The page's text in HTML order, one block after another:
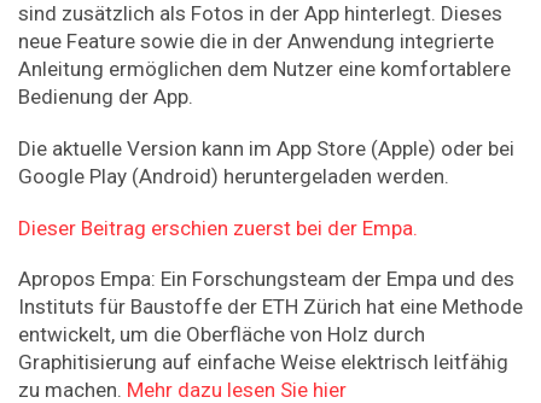
sind zusätzlich als Fotos in der App hinterlegt. Dieses
neue Feature sowie die in der Anwendung integrierte
Anleitung ermöglichen dem Nutzer eine komfortablere
Bedienung der App.
Die aktuelle Version kann im App Store (Apple) oder bei
Google Play (Android) heruntergeladen werden.
Dieser Beitrag erschien zuerst bei der Empa.
Apropos Empa: Ein Forschungsteam der Empa und des
Instituts für Baustoffe der ETH Zürich hat eine Methode
entwickelt, um die Oberfläche von Holz durch
Graphitisierung auf einfache Weise elektrisch leitfähig
zu machen. Mehr dazu lesen Sie hier